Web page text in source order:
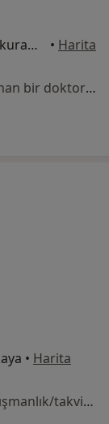
Kızılırmak Mah. 1450. Sok. No: 13 Çukurambar, Ankara • Harita
Bu kurumda online uygunluğu bulunan bir doktor veya uzman bulunamadı
• Harita
Bu uzman ilgili adres için online danışmanlık/takvim sunmuyor.